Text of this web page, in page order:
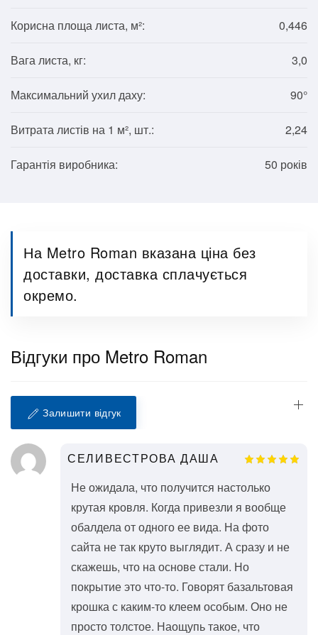
Корисна площа листа, м²: 0,446
Вага листа, кг: 3,0
Максимальний ухил даху: 90°
Витрата листів на 1 м², шт.: 2,24
Гарантія виробника: 50 років
На Metro Roman вказана ціна без
доставки, доставка сплачується
окремо.
Відгуки про Metro Roman
Залишити відгук
СЕЛИВЕСТРОВА ДАША
Не ожидала, что получится настолько
крутая кровля. Когда привезли я вообще
обалдела от одного ее вида. На фото
сайта не так круто выглядит. А сразу и не
скажешь, что на основе стали. Но
покрытие это что-то. Говорят базальтовая
крошка с каким-то клеем особым. Оно не
просто толстое. Наощупь такое, что